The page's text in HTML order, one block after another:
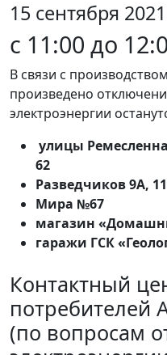
15 сентября
с 11:00 до
В связи с
произведено
электроэнергии
улицы
62
Разведчиков 9А,
Мира №67
магазин
гаражи ГСК
Контактный
потребителей
(по вопросам